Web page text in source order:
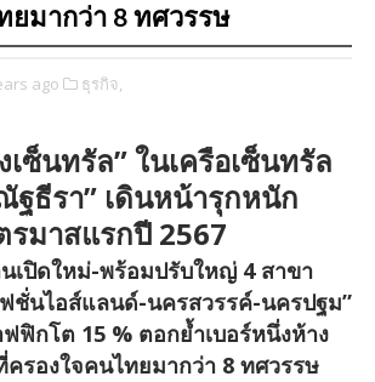
ยมากว่า 8 ทศวรรษ
ago ธุรกิจ,
เซ็นทรัล” ในเครือเซ็นทรัล
ฐธีรา” เดินหน้ารุกหนัก
รมาสแรกปี 2567
เปิดใหม่-พร้อมปรับใหญ่ 4 สาขา
ชั่นไอส์แลนด์-นครสวรรค์-นครปฐม”
ฟิกโต 15 % ตอกย้ำเบอร์หนึ่งห้าง
รองใจคนไทยมากว่า 8 ทศวรรษ